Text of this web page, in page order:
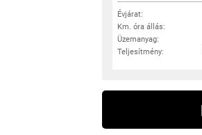
Évjárat:
Km. óra állás:
Üzemanyag:
Teljesítmény: